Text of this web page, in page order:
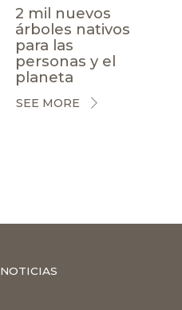
2 mil nuevos
árboles nativos
para las
personas y el
planeta
SEE MORE
NOTICIAS